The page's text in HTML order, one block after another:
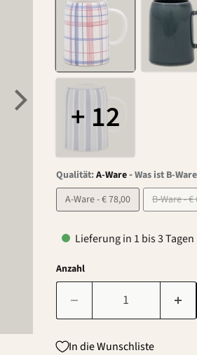
+ 12
Qualität:A-Ware-Was ist B-
A-Ware - € 78,00
B-
Lieferung in 1 bis 3 Tagen
Anzahl
In die Wunschliste